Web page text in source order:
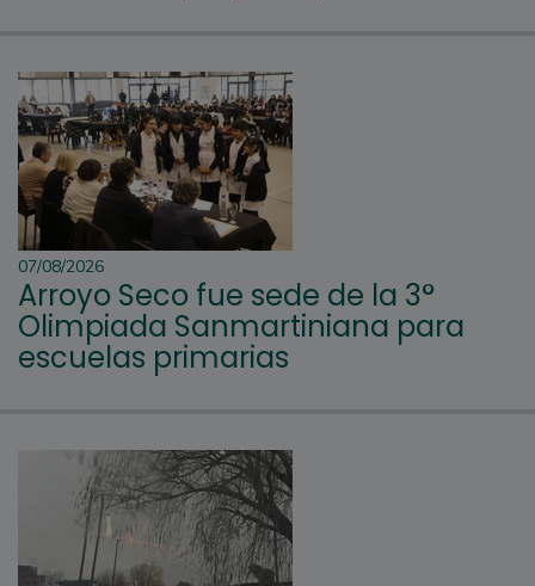
07/08/2026
Arroyo Seco fue sede de la 3°
Olimpiada Sanmartiniana para
escuelas primarias